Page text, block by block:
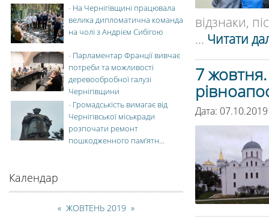
відзнаки,
... Читати
7
Дата:
- На Чернігівщині працювала
велика дипломатична команда
на чолі з Андрієм Сибігою
- Парламентар Франції вивчає
потреби та можливості
деревообробної галузі
Чернігівщини
- Громадськість вимагає від
Чернігівської міськради
розпочати ремонт
пошкодженного пам’ятн...
Календар
« ЖОВТЕНЬ 2019 »